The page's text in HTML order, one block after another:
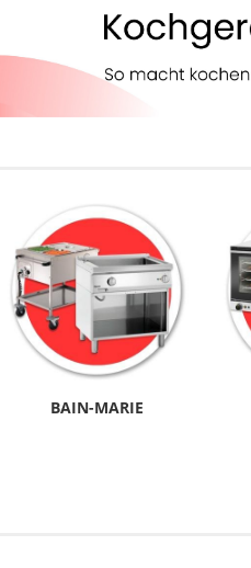
BAIN-MARIE